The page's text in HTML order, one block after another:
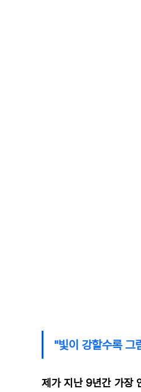
"빛이 강할수록 그
제가 지난 9년간 가장